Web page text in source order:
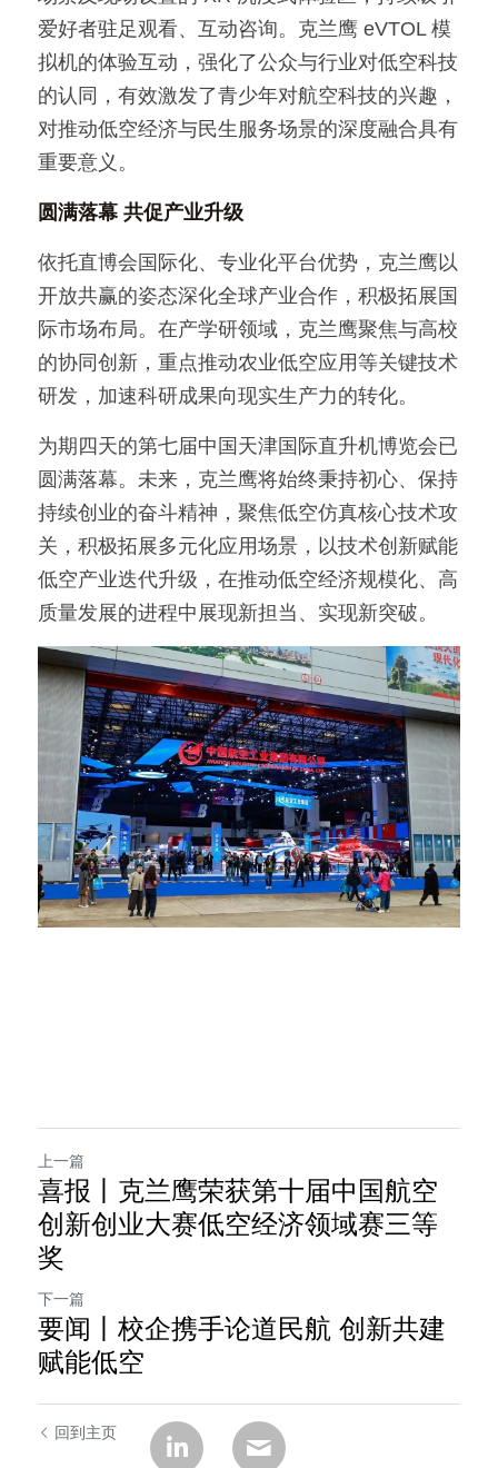
爱好者驻足观看、互动咨询。克兰鹰 eVTOL 模
拟机的体验互动，强化了公众与行业对低空科技
的认同，有效激发了青少年对航空科技的兴趣，
对推动低空经济与民生服务场景的深度融合具有
重要意义。
圆满落幕 共促产业升级
依托直博会国际化、专业化平台优势，克兰鹰以
开放共赢的姿态深化全球产业合作，积极拓展国
际市场布局。在产学研领域，克兰鹰聚焦与高校
的协同创新，重点推动农业低空应用等关键技术
研发，加速科研成果向现实生产力的转化。
为期四天的第七届中国天津国际直升机博览会已
圆满落幕。未来，克兰鹰将始终秉持初心、保持
持续创业的奋斗精神，聚焦低空仿真核心技术攻
关，积极拓展多元化应用场景，以技术创新赋能
低空产业迭代升级，在推动低空经济规模化、高
质量发展的进程中展现新担当、实现新突破。
上一篇
喜报丨克兰鹰荣获第十届中国航空
创新创业大赛低空经济领域赛三等
奖
下一篇
要闻丨校企携手论道民航 创新共建
赋能低空
回到主页